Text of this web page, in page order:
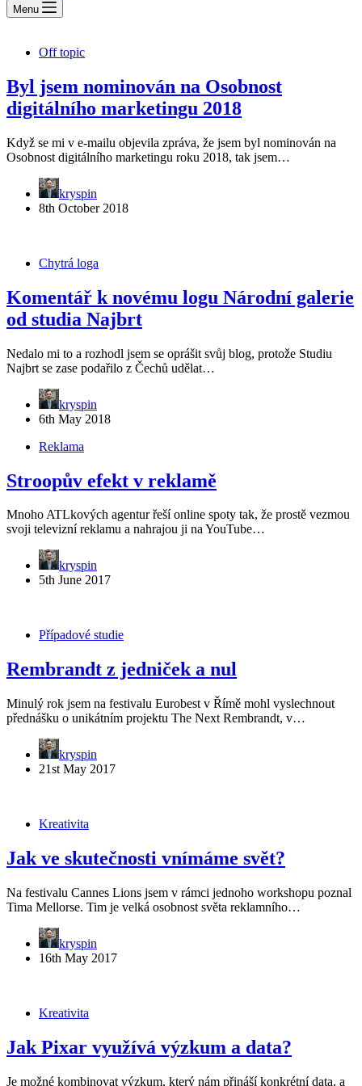
Menu
Off topic
Byl jsem nominován na Osobnost
digitálního marketingu 2018
Když se mi v e-mailu objevila zpráva, že jsem byl nominován na
Osobnost digitálního marketingu roku 2018, tak jsem…
kryspin
8th October 2018
Chytrá loga
Komentář k novému logu Národní galerie
od studia Najbrt
Nedalo mi to a rozhodl jsem se oprášit svůj blog, protože Studiu
Najbrt se zase podařilo z Čechů udělat…
kryspin
6th May 2018
Reklama
Stroopův efekt v reklamě
Mnoho ATLkových agentur řeší online spoty tak, že prostě vezmou
svoji televizní reklamu a nahrajou ji na YouTube…
kryspin
5th June 2017
Případové studie
Rembrandt z jedniček a nul
Minulý rok jsem na festivalu Eurobest v Římě mohl vyslechnout
přednášku o unikátním projektu The Next Rembrandt, v…
kryspin
21st May 2017
Kreativita
Jak ve skutečnosti vnímáme svět?
Na festivalu Cannes Lions jsem v rámci jednoho workshopu poznal
Tima Mellorse. Tim je velká osobnost světa reklamního…
kryspin
16th May 2017
Kreativita
Jak Pixar využívá výzkum a data?
Je možné kombinovat výzkum, který nám přináší konkrétní data, a